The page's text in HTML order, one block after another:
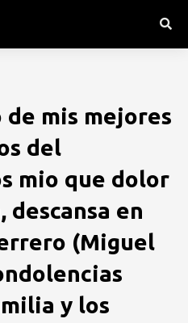
de mis mejores
del
mio que dolor
descansa en
(Miguel
y los